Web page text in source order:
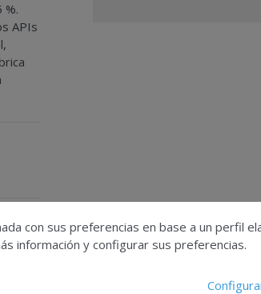
%.
APIs
con sus preferencias en base a un perfil
información y configurar sus preferencias.